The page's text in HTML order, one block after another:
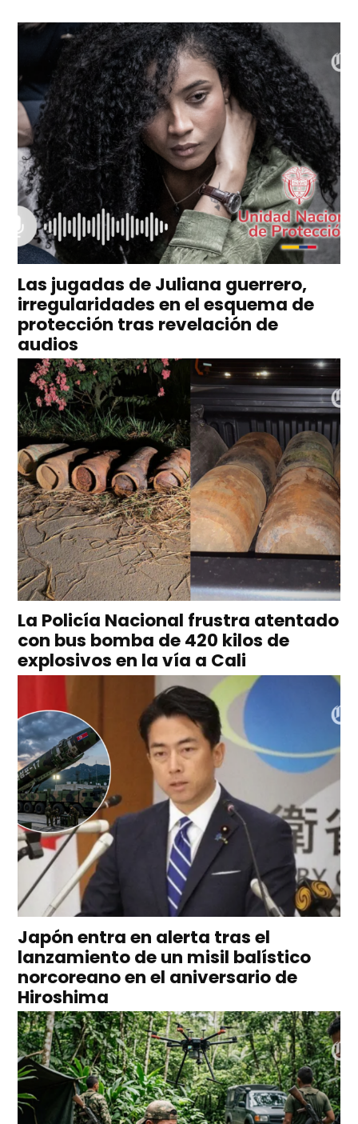
Las jugadas de Juliana guerrero,
irregularidades en el esquema de
protección tras revelación de
audios
La Policía Nacional frustra atentado
con bus bomba de 420 kilos de
explosivos en la vía a Cali
Japón entra en alerta tras el
lanzamiento de un misil balístico
norcoreano en el aniversario de
Hiroshima